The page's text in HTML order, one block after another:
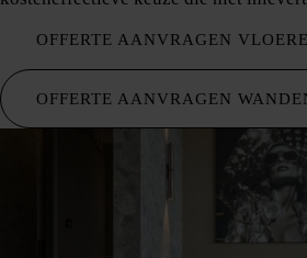
OFFERTE AANVRAGEN
OFFERTE AANVRAGEN